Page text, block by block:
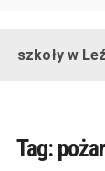
szkoły w
Tag: